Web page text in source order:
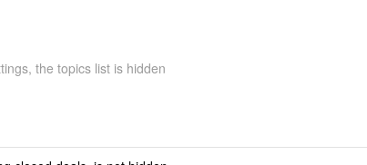
the topics list is hidden